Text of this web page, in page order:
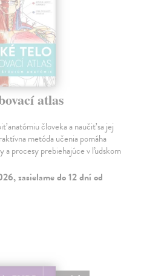
atlas
anatómiu človeka a naučiť sa jej
metóda učenia pomáha
a procesy prebiehajúce v ľudskom
zasielame do 12 dní od